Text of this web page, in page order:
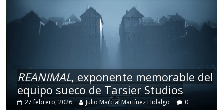
REANIMAL, exponente memorable del
equipo sueco de Tarsier Studios
27 febrero, 2026 Julio Marcial Martínez Hidalgo 0